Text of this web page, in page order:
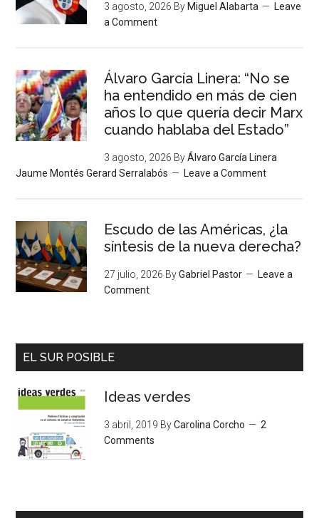
3 agosto, 2026 By Miguel Alabarta
Leave
a Comment
Álvaro García Linera: “No se
ha entendido en más de cien
años lo que quería decir Marx
cuando hablaba del Estado”
3 agosto, 2026 ByÁlvaro García Linera
Jaume Montés Gerard Serralabós
Leave a Comment
Escudo de las Américas, ¿la
síntesis de la nueva derecha?
27 julio, 2026 ByGabriel Pastor
Leave a
Comment
EL SUR POSIBLE
Ideas verdes
3 abril, 2019 ByCarolina Corcho
2
Comments